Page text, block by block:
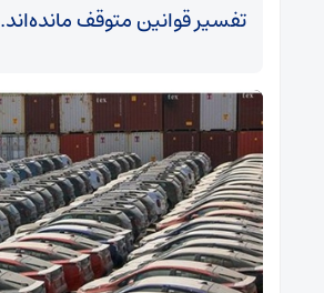
تفسیر قوانین متوقف مانده‌اند.